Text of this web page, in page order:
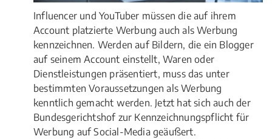
Influencer und YouTuber müssen die auf ihrem
Account platzierte Werbung auch als Werbung
kennzeichnen. Werden auf Bildern, die ein Blogger
auf seinem Account einstellt, Waren oder
Dienstleistungen präsentiert, muss das unter
bestimmten Voraussetzungen als Werbung
kenntlich gemacht werden. Jetzt hat sich auch der
Bundesgerichtshof zur Kennzeichnungspflicht für
Werbung auf Social-Media geäußert.